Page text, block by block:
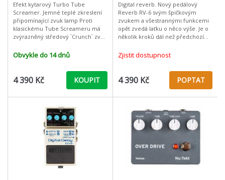
Efekt kytarový Turbo Tube
Screamer. Jemné teplé zkreslení
připomínající zvuk lamp Proti
klasickému Tube Screameru má
zvýrazněný středový `Crunch` zvuk
variantou designu Obsahuje
originál
Obvykle do 14 dnů
4 390 Kč KOUPIT
Digital reverb. Nový pedálový
Reverb RV-6 svým špičkovým
zvukem a všestrannými funkcemi
opět zvedá laťku o něco výše. Je o
několik kroků dál než předchozí
to nejlepší z nových technolo
Zjistit dostupnost
4 390 Kč POPTAT